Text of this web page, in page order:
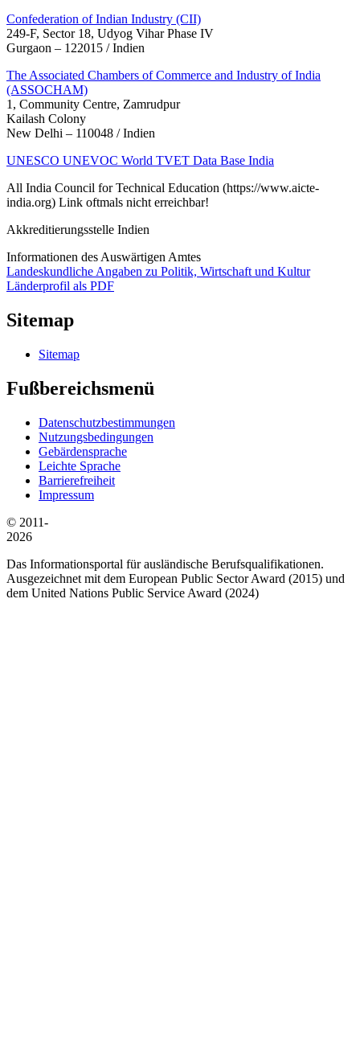
Confederation of Indian Industry (CII)
249-F, Sector 18, Udyog Vihar Phase IV
Gurgaon – 122015 / Indien
The Associated Chambers of Commerce and Industry of India
(ASSOCHAM)
1, Community Centre, Zamrudpur
Kailash Colony
New Delhi – 110048 / Indien
UNESCO UNEVOC World TVET Data Base India
All India Council for Technical Education (https://www.aicte-
india.org) Link oftmals nicht erreichbar!
Akkreditierungsstelle Indien
Informationen des Auswärtigen Amtes
Landeskundliche Angaben zu Politik, Wirtschaft und Kultur
Länderprofil als PDF
Sitemap
Sitemap
Fußbereichsmenü
Datenschutzbestimmungen
Nutzungsbedingungen
Gebärdensprache
Leichte Sprache
Barrierefreiheit
Impressum
© 2011-
2026
Das Informationsportal für ausländische Berufsqualifikationen.
Ausgezeichnet mit dem European Public Sector Award (2015) und
dem United Nations Public Service Award (2024)